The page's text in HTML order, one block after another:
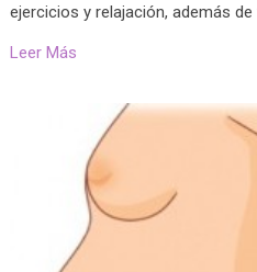
ejercicios y relajación, además
Leer Más